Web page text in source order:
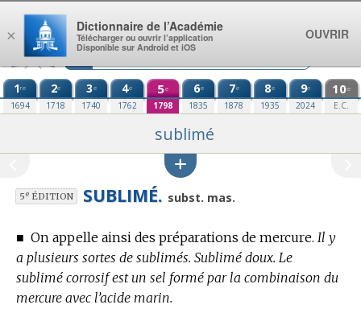
Aller au contenu
1re
1694
2e
1718
3e
1740
4e
1762
5e
1798
6e
1835
7e
1878
8e
1935
9e
2024
10e
E.C.
sublimé
5eÉDITION SUBLIMÉ. subst. mas.
■ On appelle ainsi des préparations de mercure. Il y
a plusieurs sortes de sublimés. Sublimé doux. Le
sublimé corrosif est un sel formé par la combinaison du
mercure avec l’acide marin.
×
Dictionnaire de l’Académie
Télécharger ou ouvrir l’application
Disponible sur Android et iOS
OUVRIR